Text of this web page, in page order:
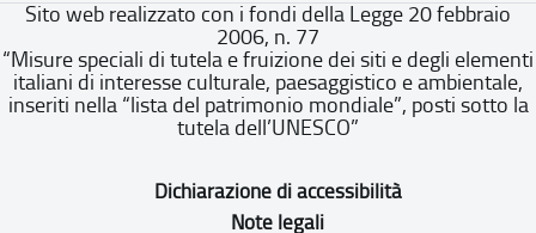
Sito web realizzato con i fondi della Legge 20 febbraio
2006, n. 77
“Misure speciali di tutela e fruizione dei siti e degli elementi
italiani di interesse culturale, paesaggistico e ambientale,
inseriti nella “lista del patrimonio mondiale”, posti sotto la
tutela dell’UNESCO”
Dichiarazione di accessibilità
Note legali